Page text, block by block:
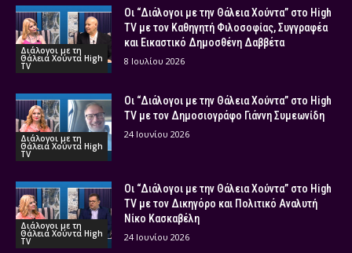
Διάλογοι με τη
Θάλεια Χούντα High
TV
Οι “Διάλογοι με την Θάλεια Χούντα” στο High
TV με τον Καθηγητή Φιλοσοφίας, Συγγραφέα
και Εικαστικό Δημοσθένη Δαββέτα
8 Ιουλίου 2026
Διάλογοι με τη
Θάλεια Χούντα High
TV
Οι “Διάλογοι με την Θάλεια Χούντα” στο High
TV με τον Δημοσιογράφο Γιάννη Συμεωνίδη
24 Ιουνίου 2026
Διάλογοι με τη
Θάλεια Χούντα High
TV
Οι “Διάλογοι με την Θάλεια Χούντα” στο High
TV με τον Δικηγόρο και Πολιτικό Αναλυτή
Νίκο Κασκαβέλη
24 Ιουνίου 2026